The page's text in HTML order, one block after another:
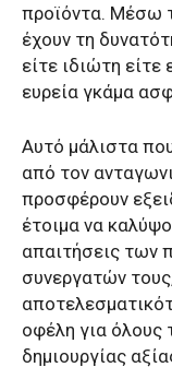
προϊόντα. Μέσω
έχουν τη
είτε ιδιώτη
ευρεία γκάμα
Αυτό μάλιστα
από τον
προσφέρουν
έτοιμα να
απαιτήσεις των
συνεργατών
οφέλη για όλους
δημιουργίας